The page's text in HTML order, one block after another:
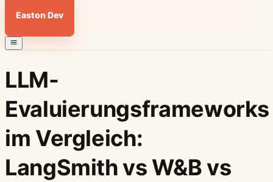
Easton Dev
LLM-
Evaluierungsframeworks
im Vergleich:
LangSmith vs W&B vs